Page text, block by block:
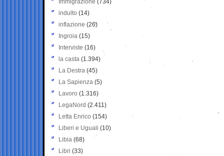
Immigrazione (734)
indulto (14)
inflazione (26)
Ingroia (15)
Interviste (16)
la casta (1.394)
La Destra (45)
La Sapienza (5)
Lavoro (1.316)
LegaNord (2.411)
Letta Enrico (154)
Liberi e Uguali (10)
Libia (68)
Libri (33)